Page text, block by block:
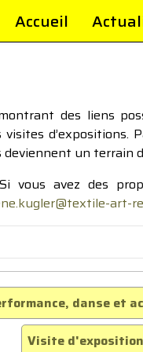
Accueil
des liens
d’expositions.
un terrain
vous avez des
art-
danse et
Visite